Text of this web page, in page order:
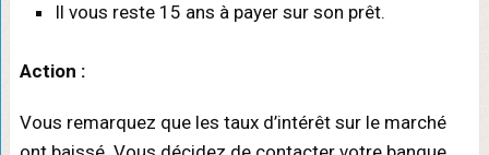
Il vous reste 15 ans à payer sur son prêt.
Action :
Vous remarquez que les taux d’intérêt sur le marché